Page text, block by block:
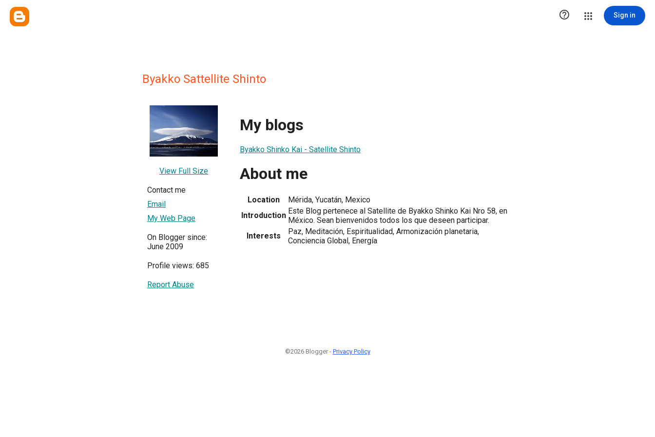
 Sign in
Byakko Sattellite Shinto
View Full Size
Contact me
Email
My Web Page
On Blogger since:
June 2009
Profile views: 685
Report Abuse
My blogs
Byakko Shinko Kai - Satellite Shinto
About me
Location
Mérida, Yucatán, Mexico
Introduction Este Blog pertenece al Satellite de Byakko Shinko Kai Nro 58, en
México. Sean bienvenidos todos los que deseen participar.
Interests
Paz, Meditación, Espiritualidad, Armonización planetaria,
Conciencia Global, Energía
©2026 Blogger - Privacy Policy